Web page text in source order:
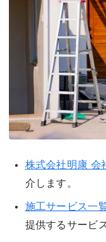
株式会社明康 会
介します。
施工サービス一
提供するサービ